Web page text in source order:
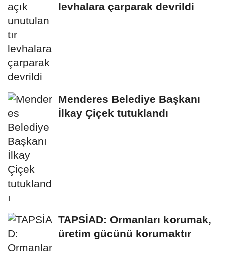
levhalara çarparak devrildi
Menderes Belediye Başkanı
İlkay Çiçek tutuklandı
TAPSİAD: Ormanları korumak,
üretim gücünü korumaktır